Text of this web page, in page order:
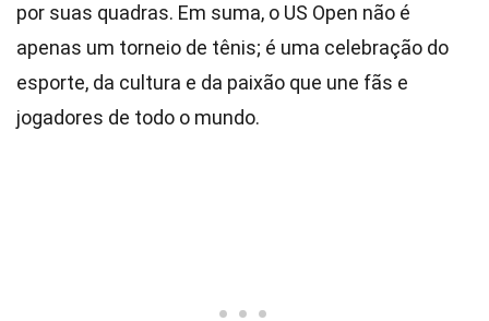
por suas quadras. Em suma, o US Open não é
apenas um torneio de tênis; é uma celebração do
esporte, da cultura e da paixão que une fãs e
jogadores de todo o mundo.